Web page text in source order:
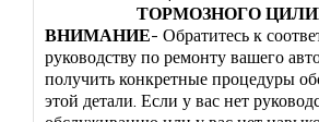
ТОРМОЗНОГО
ВНИМАНИЕ- Обратитесь к
руководству по ремонту вашего
получить конкретные процедуры
этой детали. Если у вас нет